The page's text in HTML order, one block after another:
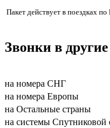
Пакет действует в поездках
Звонки в
на номера СНГ
на номера Европы
на Остальные страны
на системы Спутниковой